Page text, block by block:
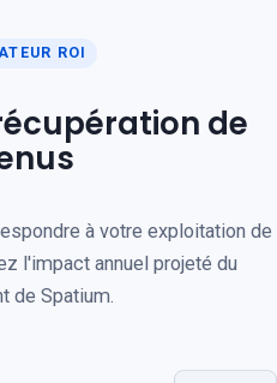
ROI
de
à votre exploitation de
l'impact annuel projeté du
de Spatium.